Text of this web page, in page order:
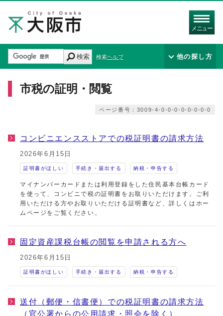
メニュー
検索 検索ヘルプ 他の探し方
市税の証明・閲覧
ページ番号：3009-4-0-0-0-0-0-0-0-0
コンビニエンスストアでの税証明書の請求方法
2026年6月15日
証明書がほしい 手続き・届出する 納税・申告する
マイナンバーカードまたは利用登録をした住民基本台帳カード
を使って、コンビニで税の証明書をお取りいただけます。ご利
用いただける方やお取りいただける証明書など、詳しくはホー
ムページをご覧ください。
固定資産課税台帳の閲覧を申請される方へ
2026年6月15日
証明書がほしい 手続き・届出する 納税・申告する
送付（郵便・信書便）での税証明書の請求方法
（官公署からの公用請求・照会を除く）